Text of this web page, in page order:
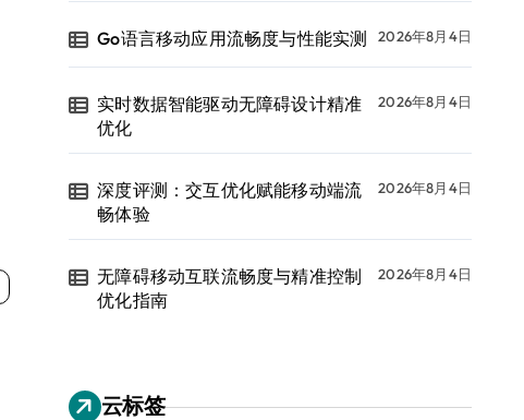
Go语言移动应用流畅度与性能实测 2026年8月4日
实时数据智能驱动无障碍设计精准
优化
2026年8月4日
深度评测：交互优化赋能移动端流
畅体验
2026年8月4日
无障碍移动互联流畅度与精准控制
优化指南
2026年8月4日
云标签